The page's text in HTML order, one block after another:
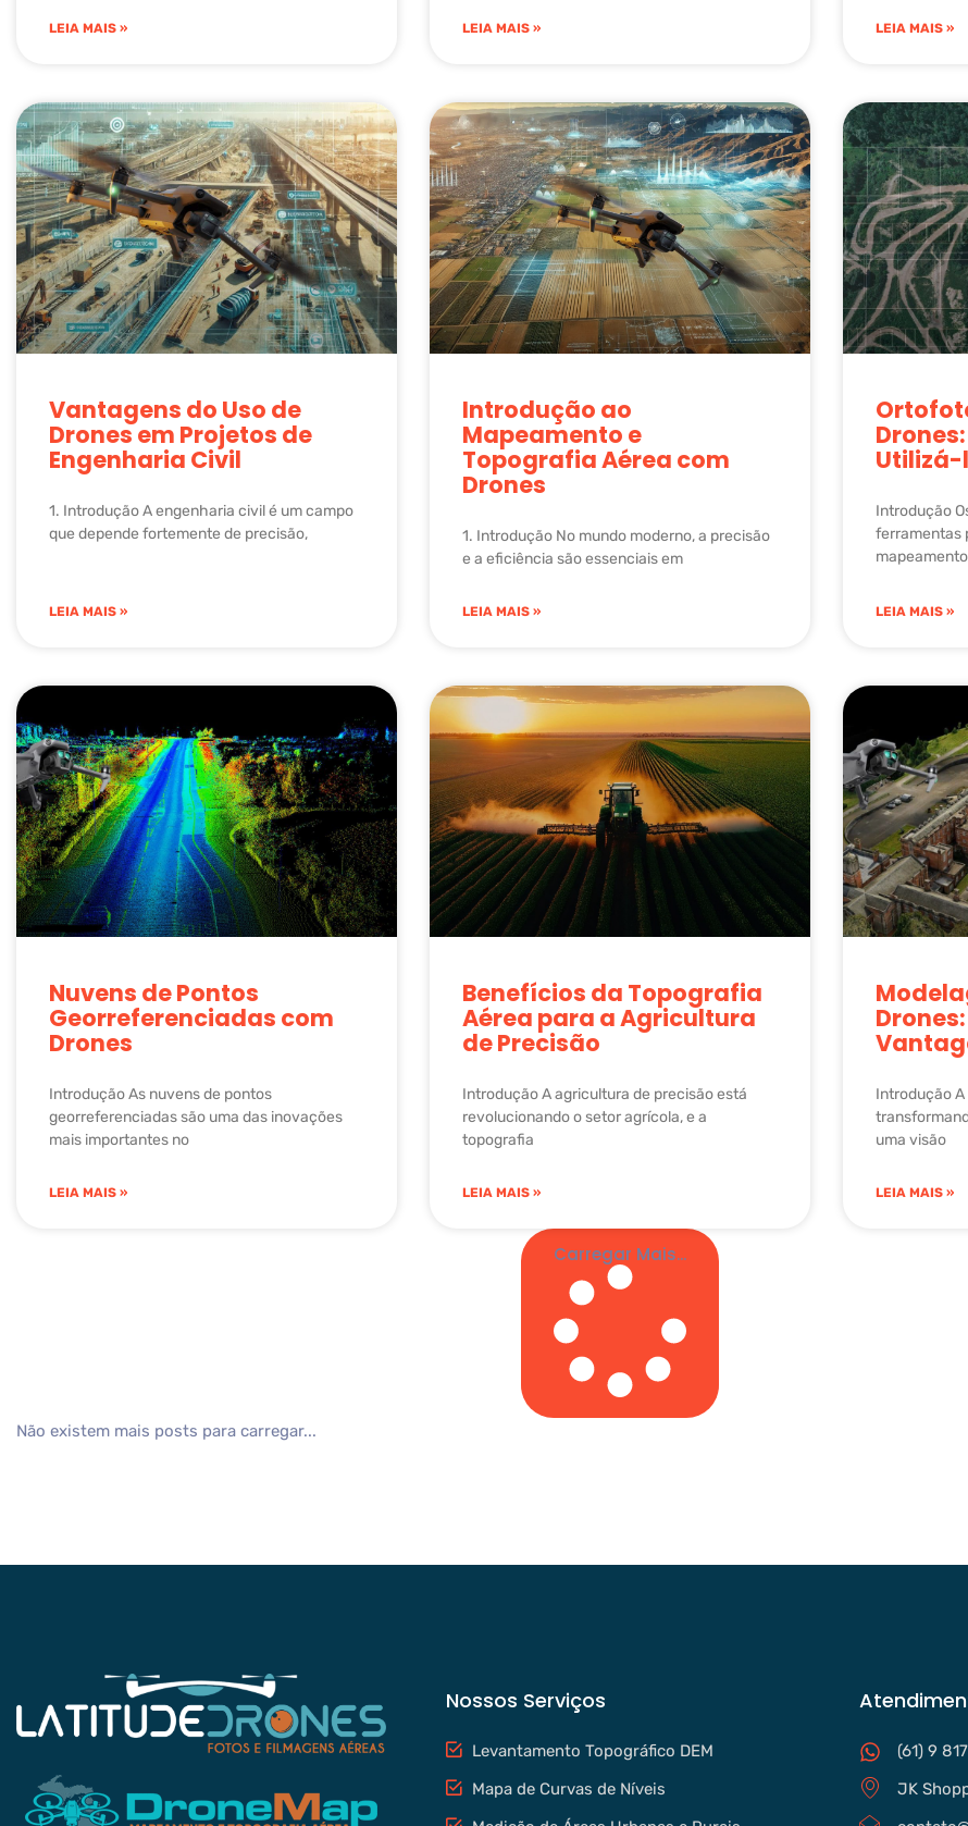
LEIA MAIS » LEIA MAIS » LEIA MAIS »
Vantagens do Uso de
Drones em Projetos de
Engenharia Civil
1. Introdução A engenharia civil é um campo
que depende fortemente de precisão,
LEIA MAIS »
Introdução ao
Mapeamento e
Topografia Aérea com
Drones
1. Introdução No mundo moderno, a precisão
e a eficiência são essenciais em
LEIA MAIS »
Utilizá-
Introdução
ferramentas
LEIA MAIS »
Nuvens de Pontos
Georreferenciadas com
Drones
Introdução As nuvens de pontos
georreferenciadas são uma das inovações
mais importantes no
LEIA MAIS »
Benefícios da Topografia
Aérea para a Agricultura
de Precisão
Introdução A agricultura de precisão está
revolucionando o setor agrícola, e a
topografia
LEIA MAIS »
Introdução
uma visão
LEIA MAIS »
Carregar Mais...
Não existem mais posts para carregar...
Nossos Serviços
Levantamento Topográfico DEM
Mapa de Curvas de Níveis
(61) 9
JK